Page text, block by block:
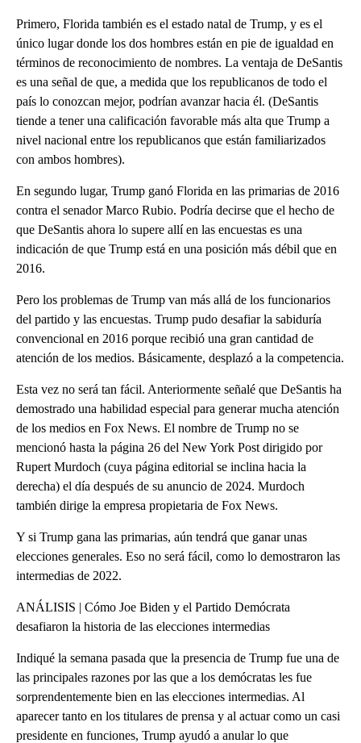
Primero, Florida también es el estado natal de Trump, y es el
único lugar donde los dos hombres están en pie de igualdad en
términos de reconocimiento de nombres. La ventaja de DeSantis
es una señal de que, a medida que los republicanos de todo el
país lo conozcan mejor, podrían avanzar hacia él. (DeSantis
tiende a tener una calificación favorable más alta que Trump a
nivel nacional entre los republicanos que están familiarizados
con ambos hombres).
En segundo lugar, Trump ganó Florida en las primarias de 2016
contra el senador Marco Rubio. Podría decirse que el hecho de
que DeSantis ahora lo supere allí en las encuestas es una
indicación de que Trump está en una posición más débil que en
2016.
Pero los problemas de Trump van más allá de los funcionarios
del partido y las encuestas. Trump pudo desafiar la sabiduría
convencional en 2016 porque recibió una gran cantidad de
atención de los medios. Básicamente, desplazó a la competencia.
Esta vez no será tan fácil. Anteriormente señalé que DeSantis ha
demostrado una habilidad especial para generar mucha atención
de los medios en Fox News. El nombre de Trump no se
mencionó hasta la página 26 del New York Post dirigido por
Rupert Murdoch (cuya página editorial se inclina hacia la
derecha) el día después de su anuncio de 2024. Murdoch
también dirige la empresa propietaria de Fox News.
Y si Trump gana las primarias, aún tendrá que ganar unas
elecciones generales. Eso no será fácil, como lo demostraron las
intermedias de 2022.
ANÁLISIS | Cómo Joe Biden y el Partido Demócrata
desafiaron la historia de las elecciones intermedias
Indiqué la semana pasada que la presencia de Trump fue una de
las principales razones por las que a los demócratas les fue
sorprendentemente bien en las elecciones intermedias. Al
aparecer tanto en los titulares de prensa y al actuar como un casi
presidente en funciones, Trump ayudó a anular lo que